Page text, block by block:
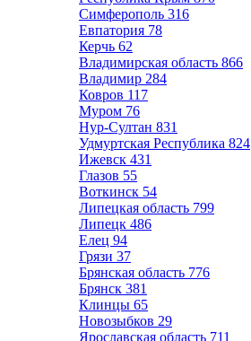
Симферополь 316
Евпатория 78
Керчь 62
Владимирская область 866
Владимир 284
Ковров 117
Муром 76
Нур-Султан 831
Удмуртская Республика 824
Ижевск 431
Глазов 55
Воткинск 54
Липецкая область 799
Липецк 486
Елец 94
Грязи 37
Брянская область 776
Брянск 381
Клинцы 65
Новозыбков 29
Ярославская область 711